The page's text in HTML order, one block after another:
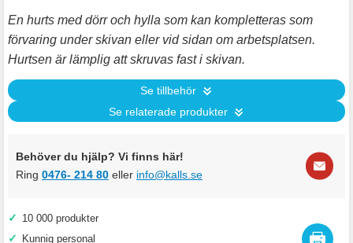
En hurts med dörr och hylla som kan kompletteras som
förvaring under skivan eller vid sidan om arbetsplatsen.
Hurtsen är lämplig att skruvas fast i skivan.
Se tillbehör
Se relaterade produkter
Behöver du hjälp? Vi finns här!
Ring 0476- 214 80 eller info@kalls.se
✓ 10 000 produkter
✓ Kunnig personal